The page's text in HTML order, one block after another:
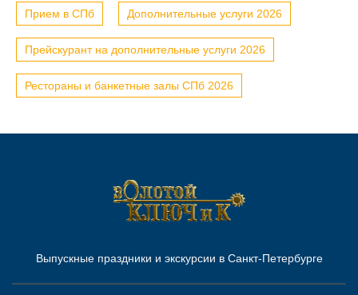
Прием в СПб Дополнительные услуги 2026
Прейскурант на дополнительные услуги 2026
Рестораны и банкетные залы СПб 2026
Выпускные праздники и экскурсии в Санкт-Петербурге